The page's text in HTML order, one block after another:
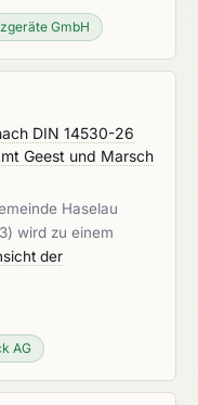
GmbH
DIN 14530-26
Geest und Marsch
Haselau
wird zu einem
der
AG